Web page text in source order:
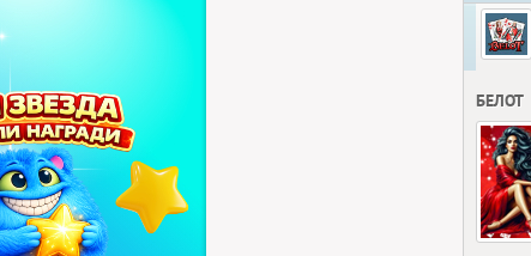
БЕЛОТ